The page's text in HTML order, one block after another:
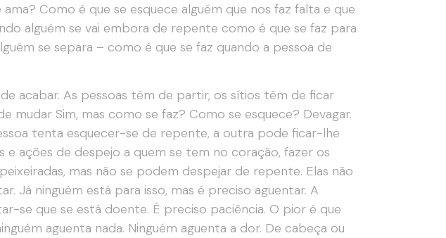
Como é que se esquece alguém que nos faz falta e que
alguém se vai embora de repente como é que se faz para
se separa – como é que se faz quando a pessoa de
acabar. As pessoas têm de partir, os sítios têm de ficar
mudar Sim, mas como se faz? Como se esquece? Devagar.
tenta esquecer-se de repente, a outra pode ficar-lhe
ações de despejo a quem se tem no coração, fazer os
mas não se podem despejar de repente. Elas não
Já ninguém está para isso, mas é preciso aguentar. A
se que se está doente. É preciso paciência. O pior é que
aguenta nada. Ninguém aguenta a dor. De cabeça ou